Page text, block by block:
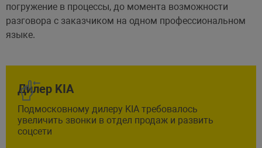
погружение в процессы, до момента возможности
разговора с заказчиком на одном профессиональном
языке.
9% +1 млн
Дилер KIA
Подмосковному дилеру KIA требовалось
увеличить звонки в отдел продаж и развить
соцсети